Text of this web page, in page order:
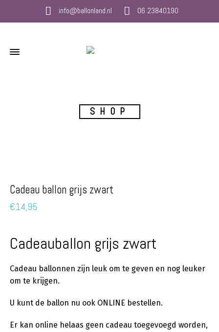
info@ballonland.nl 06 23840190
SHOP
Cadeau ballon grijs zwart
€14,95
Cadeauballon grijs zwart
Cadeau ballonnen zijn leuk om te geven en nog leuker
om te krijgen.
U kunt de ballon nu ook ONLINE bestellen.
Er kan online helaas geen cadeau toegevoegd worden,